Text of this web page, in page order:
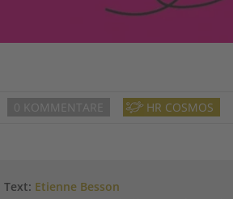
0 KOMMENTARE HR COSMOS
Text: Etienne Besson